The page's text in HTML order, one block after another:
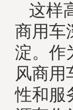
这样
商用车
淀。作
风商用
性和服